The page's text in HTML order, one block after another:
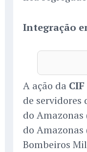
Integração
A ação da CIF
de servidores
do
do Amazonas
Bombeiros